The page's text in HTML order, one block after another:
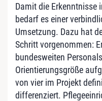
Damit die Erkenntnisse
bedarf es einer
Umsetzung. Dazu hat
Schritt vorgenommen:
bundesweiten
Orientierungsgröße
von vier im Projekt
differenziert.